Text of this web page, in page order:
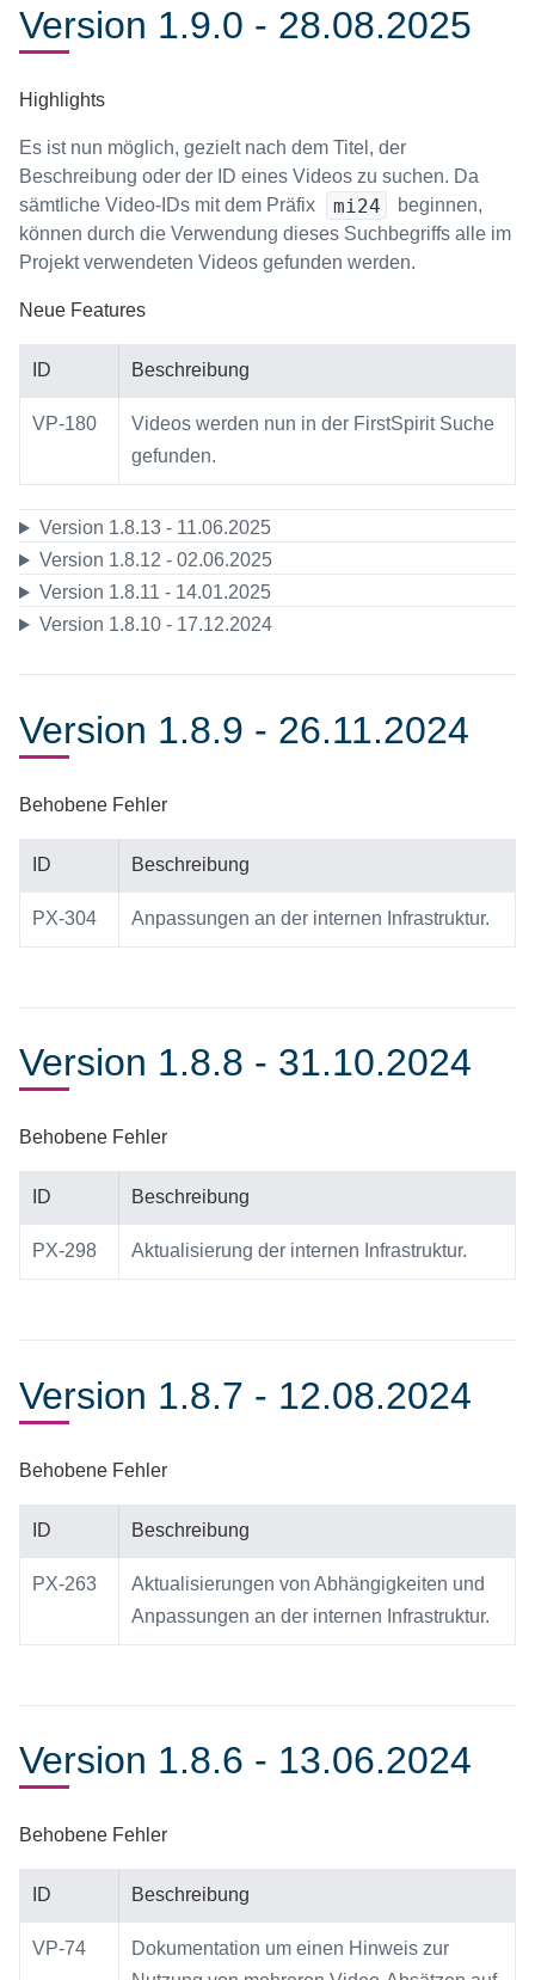
Version 1.9.0 - 28.08.2025
Highlights
Es ist nun möglich, gezielt nach dem Titel, der
Beschreibung oder der ID eines Videos zu suchen. Da
sämtliche Video-IDs mit dem Präfix
mi24
beginnen,
können durch die Verwendung dieses Suchbegriffs alle im
Projekt verwendeten Videos gefunden werden.
Neue Features
ID Beschreibung
VP-180
Videos werden nun in der FirstSpirit Suche
gefunden.
Version 1.8.13 - 11.06.2025
Version 1.8.12 - 02.06.2025
Version 1.8.11 - 14.01.2025
Version 1.8.10 - 17.12.2024
Version 1.8.9 - 26.11.2024
Behobene Fehler
ID Beschreibung
PX-304 Anpassungen an der internen Infrastruktur.
Version 1.8.8 - 31.10.2024
Behobene Fehler
ID Beschreibung
PX-298 Aktualisierung der internen Infrastruktur.
Version 1.8.7 - 12.08.2024
Behobene Fehler
ID Beschreibung
PX-263
Aktualisierungen von Abhängigkeiten und
Anpassungen an der internen Infrastruktur.
Version 1.8.6 - 13.06.2024
Behobene Fehler
ID Beschreibung
VP-74
Dokumentation um einen Hinweis zur